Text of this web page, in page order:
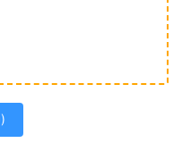
)